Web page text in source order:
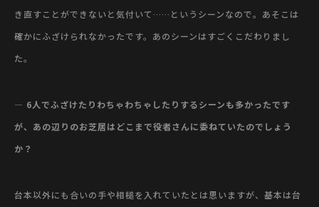
き直すことができないと気付いて……というシーンなので。あそこは
確かにふざけられなかったです。あのシーンはすごくこだわりまし
た。
— 6人でふざけたりわちゃわちゃしたりするシーンも多かったです
が、あの辺りのお芝居はどこまで役者さんに委ねていたのでしょう
か？
台本以外にも合いの手や相槌を入れていたとは思いますが、基本は台